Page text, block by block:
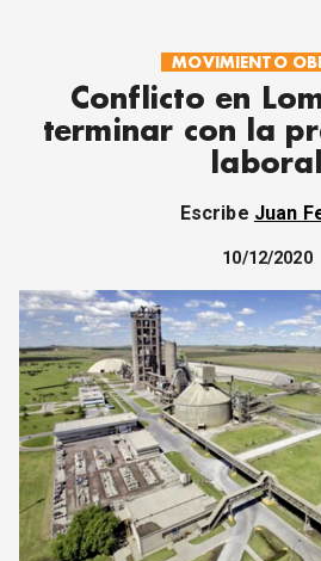
POLÍTICAS
MOVIMIENTO
MUJER
SOCIEDAD Y
JUVENTUD
CORREO DE
DEBATE
ARCHIVO
OPINIÓN
ALTAMIRA
Política Obrera
MOVIMIENTO
Conflicto en
terminar con la
laboral
Escribe Juan
10/12/2020